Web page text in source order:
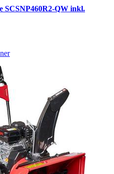
SCSNP460R2-QW inkl.